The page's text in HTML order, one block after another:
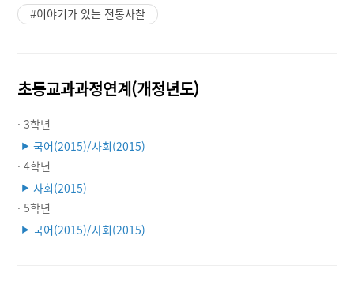
#이야기가 있는 전통사찰
초등교과과정연계(개정년도)
· 3학년
▶ 국어(2015)/사회(2015)
· 4학년
▶ 사회(2015)
· 5학년
▶ 국어(2015)/사회(2015)